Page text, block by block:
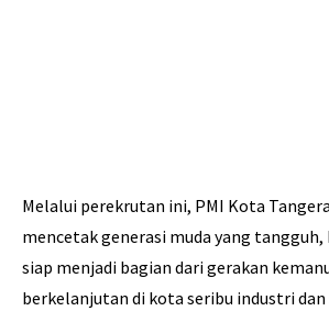
Melalui perekrutan ini, PMI Kota
mencetak generasi muda yang
siap menjadi bagian dari gerakan
berkelanjutan di kota seribu industri dan